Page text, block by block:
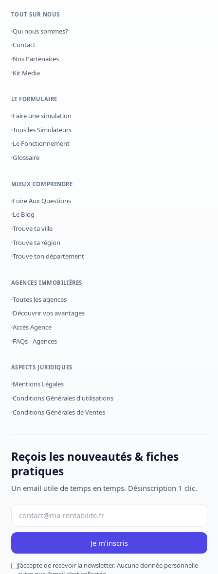
TOUT SUR NOUS
Qui nous sommes?
Contact
Nos Partenaires
Kit Media
LE FORMULAIRE
Faire une simulation
Tous les Simulateurs
Le Fonctionnement
Glossaire
MIEUX COMPRENDRE
Foire Aux Questions
Le Blog
Trouve ta ville
Trouve ta région
Trouve ton département
AGENCES IMMOBILIÈRES
Toutes les agences
Découvrir vos avantages
Accès Agence
FAQs - Agences
ASPECTS JURIDIQUES
Mentions Légales
Conditions Générales d'utilisations
Conditions Générales de Ventes
Reçois les nouveautés & fiches
pratiques
Un email utile de temps en temps. Désinscription 1 clic.
Je m’inscris
J’accepte de recevoir la newsletter. Aucune donnée personnelle